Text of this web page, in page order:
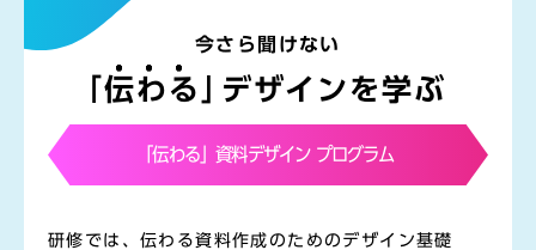
今さら聞けない
「伝わる デザインを学ぶ
「伝わる」資料デザイン プログラム
研修では、伝わる資料作成のためのデザイン基礎